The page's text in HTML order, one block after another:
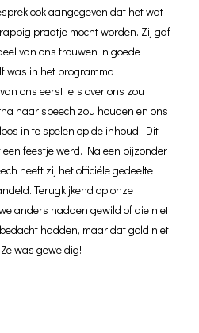
ook aangegeven dat het wat
praatje mocht worden. Zij gaf
van ons trouwen in goede
was in het programma
ons eerst iets over ons zou
haar speech zou houden en ons
in te spelen op de inhoud. Dit
feestje werd. Na een bijzonder
heeft zij het officiële gedeelte
Terugkijkend op onze
anders hadden gewild of die niet
hadden, maar dat gold niet
was geweldig!